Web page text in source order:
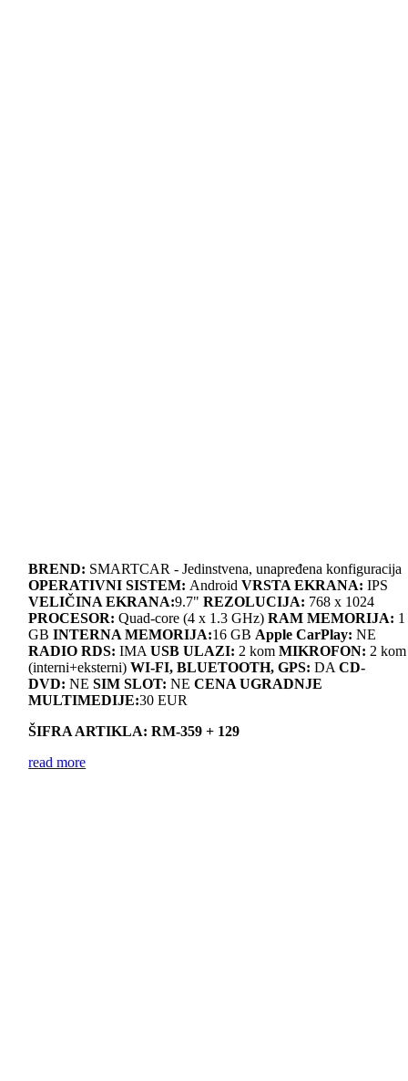
BREND: SMARTCAR - Jedinstvena, unapređena konfiguracija
OPERATIVNI SISTEM: AndroidVRSTA EKRANA:IPS
VELIČINA EKRANA:9.7"REZOLUCIJA: 768 x 1024
PROCESOR: Quad-core (4 x 1.3 GHz)RAM MEMORIJA: 1
GBINTERNA MEMORIJA:16 GB Apple CarPlay:NE
RADIO RDS: IMAUSB ULAZI: 2 komMIKROFON: 2 kom
(interni+eksterni)WI-FI, BLUETOOTH, GPS: DACD-
DVD: NESIM SLOT:NECENA UGRADNJE
MULTIMEDIJE:30 EUR
ŠIFRA ARTIKLA: RM-359 + 129
read more